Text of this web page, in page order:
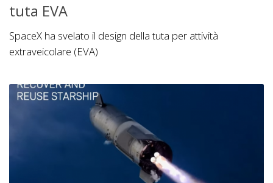
tuta EVA
SpaceX ha svelato il design della tuta per attività
extraveicolare (EVA)